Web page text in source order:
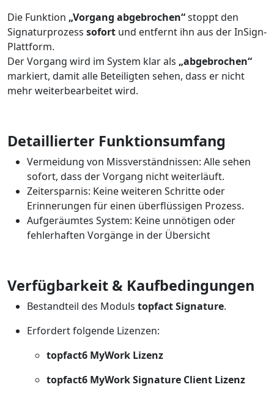
Die Funktion „Vorgang abgebrochen“stoppt den
Signaturprozess sofort und entfernt ihn aus der InSign-
Plattform.
Der Vorgang wird im System klar als „abgebrochen“
markiert, damit alle Beteiligten sehen, dass er nicht
mehr weiterbearbeitet wird.
Detaillierter Funktionsumfang
Vermeidung von Missverständnissen: Alle sehen
sofort, dass der Vorgang nicht weiterläuft.
Zeitersparnis: Keine weiteren Schritte oder
Erinnerungen für einen überflüssigen Prozess.
Aufgeräumtes System: Keine unnötigen oder
fehlerhaften Vorgänge in der Übersicht
Verfügbarkeit & Kaufbedingungen
Bestandteil des Moduls topfact Signature.
Erfordert folgende Lizenzen:
topfact6 MyWork Lizenz
topfact6 MyWork Signature Client Lizenz